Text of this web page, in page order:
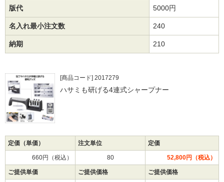
版代 5000円
名入れ最小注文数 240
納期 210
[商品コード] 2017279
ハサミも研げる4連式シャープナー
定価（単価） 注文単位 定価
660円（税込） 80 52,800円（税込）
ご提供単価 ご提供価格 ご提供価格